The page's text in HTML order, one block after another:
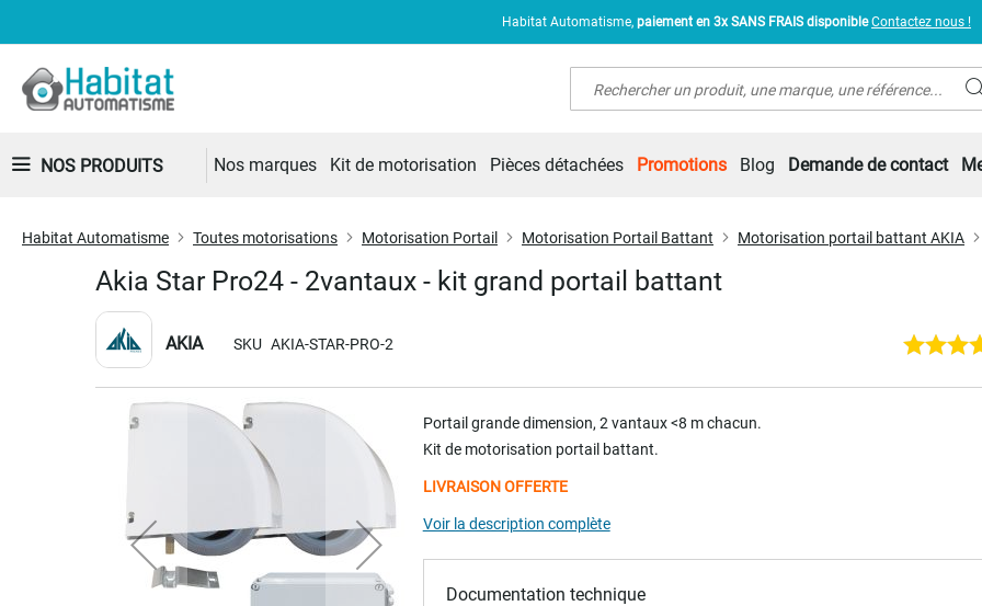
Habitat Automatisme, paiement en 3x SANS FRAIS disponible Contactez nous !
NOS PRODUITS Nos marques Kit de motorisation Pièces détachées Promotions Blog Demande de contact
Habitat Automatisme Toutes motorisations Motorisation Portail Motorisation Portail Battant Motorisation portail battant AKIA
Akia Star Pro24 - 2vantaux - kit grand portail battant
AKIA SKU AKIA-STAR-PRO-2
Skip
images
Portail grande dimension, 2 vantaux <8 m chacun.
Kit de motorisation portail battant.
LIVRAISON OFFERTE
Voir la description complète
Documentation technique